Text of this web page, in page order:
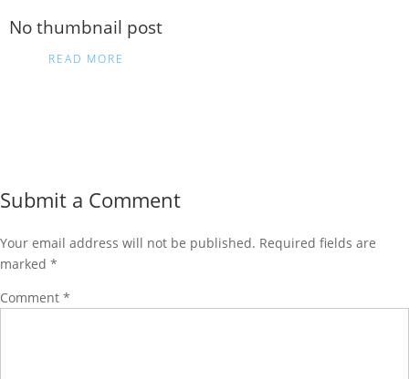
No thumbnail post
READ MORE
Submit a Comment
Your email address will not be published. Required fields are
marked *
Comment *